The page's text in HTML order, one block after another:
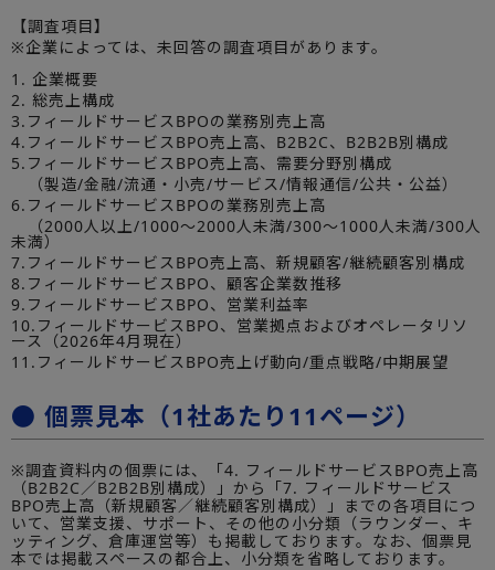
【調査項目】
※企業によっては、未回答の調査項目があります。
1. 企業概要
2. 総売上構成
3.フィールドサービスBPOの業務別売上高
4.フィールドサービスBPO売上高、B2B2C、B2B2B別構成
5.フィールドサービスBPO売上高、需要分野別構成
（製造/金融/流通・小売/サービス/情報通信/公共・公益）
6.フィールドサービスBPOの業務別売上高
（2000人以上/1000～2000人未満/300～1000人未満/300人
未満）
7.フィールドサービスBPO売上高、新規顧客/継続顧客別構成
8.フィールドサービスBPO、顧客企業数推移
9.フィールドサービスBPO、営業利益率
10.フィールドサービスBPO、営業拠点およびオペレータリソ
ース（2026年4月現在）
11.フィールドサービスBPO売上げ動向/重点戦略/中期展望
● 個票見本（1社あたり11ページ）
※調査資料内の個票には、「4. フィールドサービスBPO売上高
（B2B2C／B2B2B別構成）」から「7. フィールドサービス
BPO売上高（新規顧客／継続顧客別構成）」までの各項目につ
いて、営業支援、サポート、その他の小分類（ラウンダー、キ
ッティング、倉庫運営等）も掲載しております。なお、個票見
本では掲載スペースの都合上、小分類を省略しております。